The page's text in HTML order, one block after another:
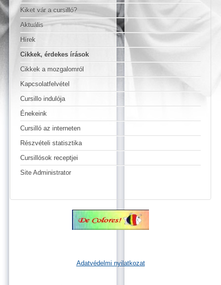
Kiket vár a cursilló?
Aktuális
Hírek
Cikkek, érdekes írások
Cikkek a mozgalomról
Kapcsolatfelvétel
Cursillo indulója
Énekeink
Cursilló az interneten
Részvételi statisztika
Cursillósok receptjei
Site Administrator
Adatvédelmi nyilatkozat